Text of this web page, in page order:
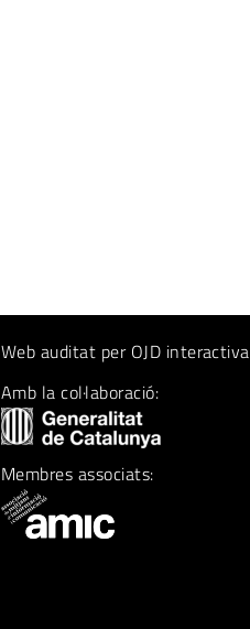
Web auditat per OJD interactiva
Amb la col·laboració:
Membres associats: